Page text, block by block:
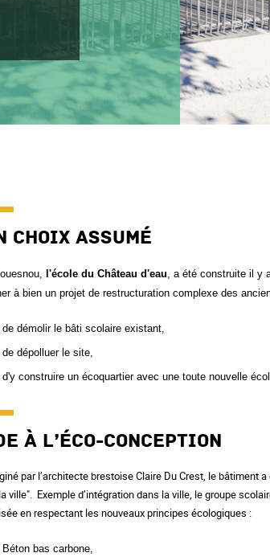
choix assumé
l'école du Château d'eau, a été construite il y
à bien un projet de restructuration complexe des
de démolir le bâti scolaire existant,
de dépolluer le site,
d'y construire un écoquartier avec une toute nouvelle
à l’éco-conception
par l’architecte brestoise Claire Du Crest, le bâtiment
ville". Exemple d’intégration dans la ville, le groupe
en respectant les nouveaux principes écologiques :
Béton bas carbone,